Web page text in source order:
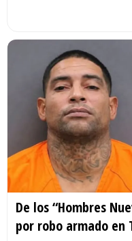
De los “Hombres
por robo armado en